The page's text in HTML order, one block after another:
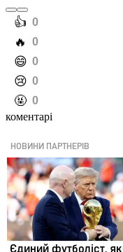
️👍 0
️🔥 0
️😄 0
️😢 0
️🤬 0
коментарі